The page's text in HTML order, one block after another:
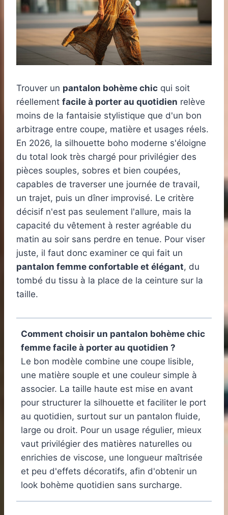
Trouver un pantalon bohème chic qui soit
réellement facile à porter au quotidien relève
moins de la fantaisie stylistique que d'un bon
arbitrage entre coupe, matière et usages réels.
En 2026, la silhouette boho moderne s'éloigne
du total look très chargé pour privilégier des
pièces souples, sobres et bien coupées,
capables de traverser une journée de travail,
un trajet, puis un dîner improvisé. Le critère
décisif n'est pas seulement l'allure, mais la
capacité du vêtement à rester agréable du
matin au soir sans perdre en tenue. Pour viser
juste, il faut donc examiner ce qui fait un
pantalon femme confortable et élégant, du
tombé du tissu à la place de la ceinture sur la
taille.
Comment choisir un pantalon bohème chic
femme facile à porter au quotidien ?
Le bon modèle combine une coupe lisible,
une matière souple et une couleur simple à
associer. La taille haute est mise en avant
pour structurer la silhouette et faciliter le port
au quotidien, surtout sur un pantalon fluide,
large ou droit. Pour un usage régulier, mieux
vaut privilégier des matières naturelles ou
enrichies de viscose, une longueur maîtrisée
et peu d'effets décoratifs, afin d'obtenir un
look bohème quotidien sans surcharge.